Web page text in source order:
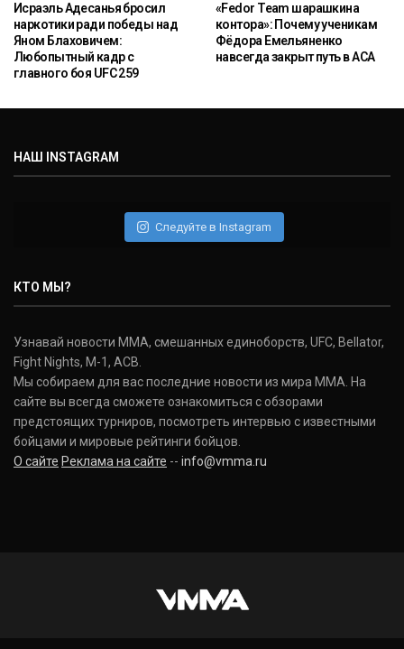
Исраэль Адесанья бросил
наркотики ради победы над
Яном Блаховичем:
Любопытный кадр с
главного боя UFC 259
«Fedor Team шарашкина
контора»: Почему ученикам
Фёдора Емельяненко
навсегда закрыт путь в ACA
НАШ INSTAGRAM
Следуйте в Instagram
КТО МЫ?
Узнавай новости ММА, смешанных единоборств, UFC, Bellator,
Fight Nights, M-1, ACB.
Мы собираем для вас последние новости из мира ММА. На
сайте вы всегда сможете ознакомиться с обзорами
предстоящих турниров, посмотреть интервью с известными
бойцами и мировые рейтинги бойцов.
О сайте Реклама на сайте -- info@vmma.ru